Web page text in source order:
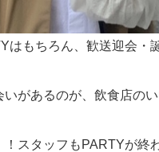
はもちろん、歓送迎会・
いがあるのが、飲食店の
！スタッフもPARTYが終